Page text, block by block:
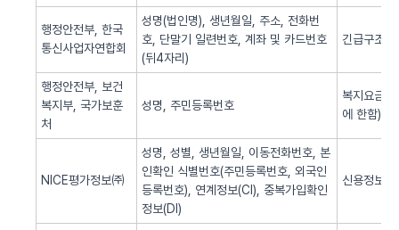
행정안전부, 한국
통신사업자연합회
성명(법인명), 생년월일, 주소, 전화번
호, 단말기 일련번호, 계좌 및 카드번호
(뒤4자리)
긴급구조(
행정안전부, 보건
복지부, 국가보훈
처
성명, 주민등록번호
복지요금
에 한함)
NICE평가정보㈜
성명, 성별, 생년월일, 이동전화번호, 본
인확인 식별번호(주민등록번호, 외국인
등록번호), 연계정보(CI), 중복가입확인
정보(DI)
신용정보